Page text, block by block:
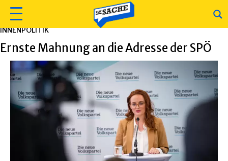
INNENPOLITIK
Ernste Mahnung an die Adresse der SPÖ